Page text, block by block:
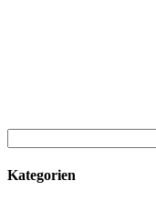
nach:
Kategorien